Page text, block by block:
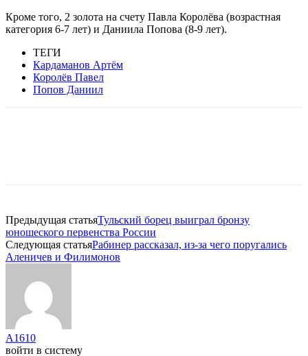
Кроме того, 2 золота на счету Павла Королёва (возрастная
категория 6-7 лет) и Даниила Попова (8-9 лет).
ТЕГИ
Кардаманов Артём
Королёв Павел
Попов Даниил
Предыдущая статьяТульский борец выиграл бронзу
юношеского первенства России
Следующая статьяРабинер рассказал, из-за чего поругались
Аленичев и Филимонов
A1610
войти в систему